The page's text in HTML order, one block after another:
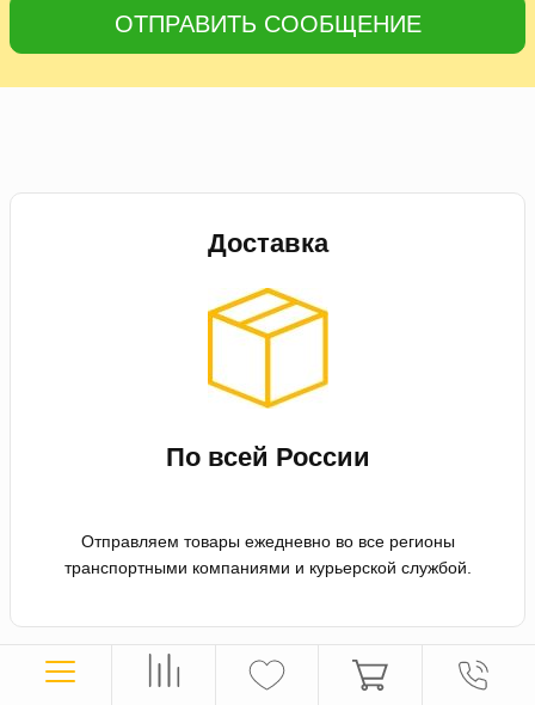
ОТПРАВИТЬ СООБЩЕНИЕ
Доставка
По всей России
Отправляем товары ежедневно во все регионы
транспортными компаниями и курьерской службой.
Оплата